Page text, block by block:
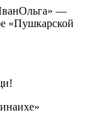
—
«Пушкарской